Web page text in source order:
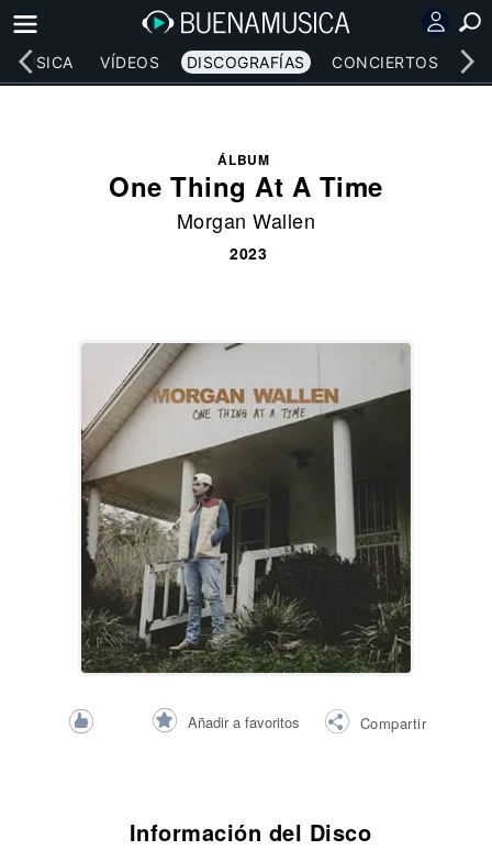
MÚSICA VÍDEOS DISCOGRAFÍAS CONCIERTOS
ÁLBUM
One Thing At A Time
Morgan Wallen
2023
Añadir a favoritos Compartir
Información del Disco